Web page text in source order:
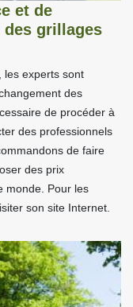
et de
des grillages
les experts sont
des
de procéder à
des professionnels
de faire
des prix
monde. Pour les
son site Internet.